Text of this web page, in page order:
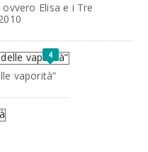
Elisa e i Tre
4
vaporità”